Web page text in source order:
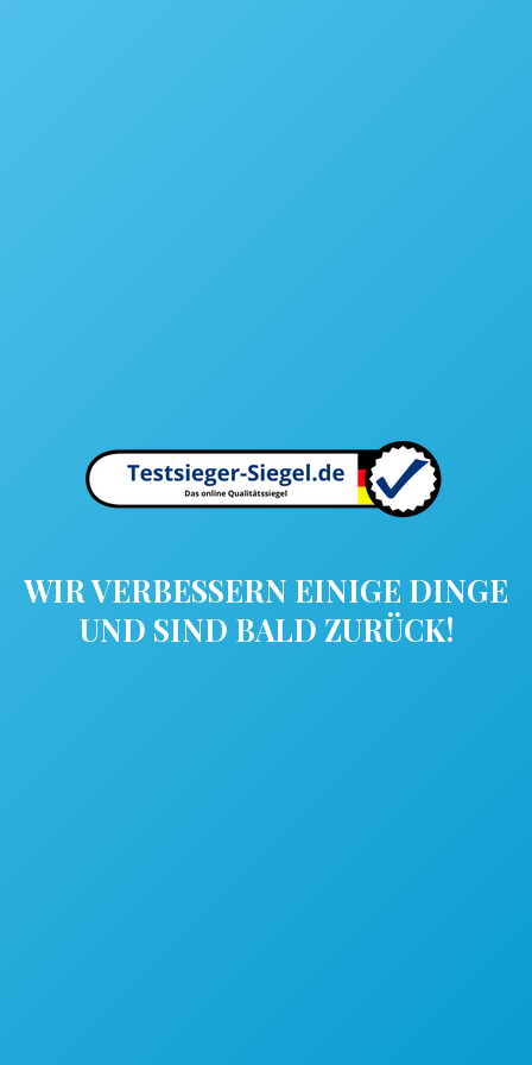
WIR VERBESSERN EINIGE DINGE
UND SIND BALD ZURÜCK!